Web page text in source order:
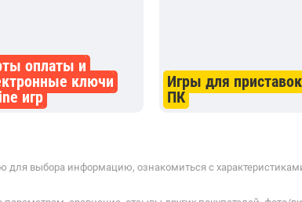
оплаты и
ключи
игр
Игры для
ПК
для выбора информацию, ознакомиться с